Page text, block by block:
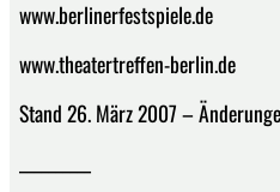
www.berlinerfestspiele.de
www.theatertreffen-berlin.de
Stand 26. März 2007 –